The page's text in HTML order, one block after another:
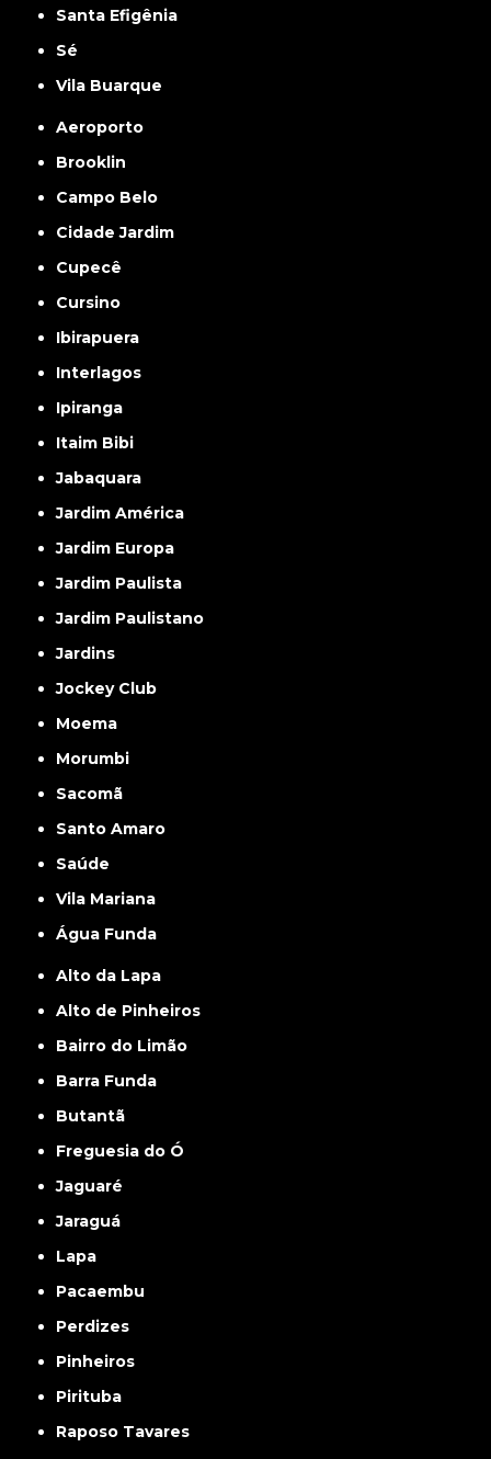
Santa Efigênia
Sé
Vila Buarque
Aeroporto
Brooklin
Campo Belo
Cidade Jardim
Cupecê
Cursino
Ibirapuera
Interlagos
Ipiranga
Itaim Bibi
Jabaquara
Jardim América
Jardim Europa
Jardim Paulista
Jardim Paulistano
Jardins
Jockey Club
Moema
Morumbi
Sacomã
Santo Amaro
Saúde
Vila Mariana
Água Funda
Alto da Lapa
Alto de Pinheiros
Bairro do Limão
Barra Funda
Butantã
Freguesia do Ó
Jaguaré
Jaraguá
Lapa
Pacaembu
Perdizes
Pinheiros
Pirituba
Raposo Tavares